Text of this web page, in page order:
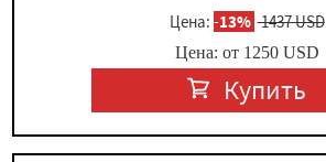
Цена: -13% 1437 USD
Цена: от 1250USD
Купить